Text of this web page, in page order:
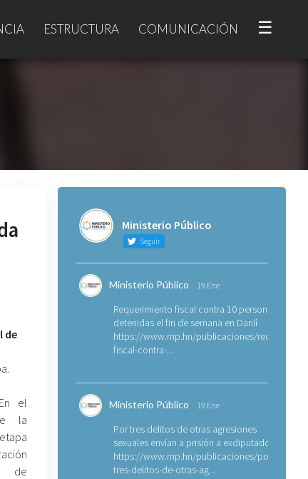
ESTRUCTURA COMUNICACIÓN ☰
de
el
la
de
Ministerio Público
Seguir
Ministerio Público 19 Ene
Requerimiento fiscal contra 10 personas
detenidas el fin de semana en Danlí
https://www.mp.hn/publicaciones/
fiscal-contra-...
Ministerio Público 19 Ene
Por tres delitos de otras agresiones
sexuales envían a prisión a exdiputado
https://www.mp.hn/publicaciones/por-
tres-delitos-de-otras-ag...